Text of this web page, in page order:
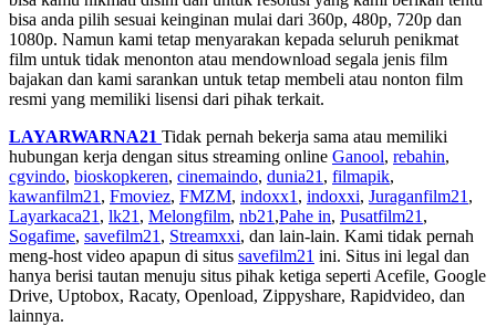
bisa anda pilih sesuai keinginan mulai dari 360p, 480p, 720p dan
1080p. Namun kami tetap menyarakan kepada seluruh penikmat
film untuk tidak menonton atau mendownload segala jenis film
bajakan dan kami sarankan untuk tetap membeli atau nonton film
resmi yang memiliki lisensi dari pihak terkait.
LAYARWARNA21 Tidak pernah bekerja sama atau memiliki
hubungan kerja dengan situs streaming online Ganool, rebahin,
cgvindo, bioskopkeren, cinemaindo, dunia21 , filmapik,
kawanfilm21 , Fmoviez, FMZM, indoxx1 , indoxxi, Juraganfilm21 ,
Layarkaca21 , lk21 , Melongfilm, nb21 ,Pahe in, Pusatfilm21 ,
Sogafime, savefilm21 , Streamxxi, dan lain-lain. Kami tidak pernah
meng-host video apapun di situs savefilm21 ini. Situs ini legal dan
hanya berisi tautan menuju situs pihak ketiga seperti Acefile, Google
Drive, Uptobox, Racaty, Openload, Zippyshare, Rapidvideo, dan
lainnya.